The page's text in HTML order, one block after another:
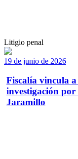
Litigio penal
19 de junio de 2026
Fiscalía vincula
investigación por
Jaramillo